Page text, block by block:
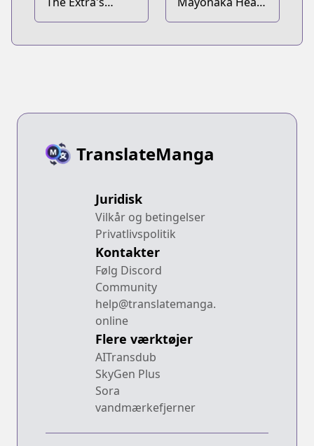
Academy
Tune
TranslateManga
Juridisk
Vilkår og betingelser
Privatlivspolitik
Kontakter
Følg Discord
Community
help@translatemanga.
online
Flere værktøjer
AITransdub
SkyGen Plus
Sora
vandmærkefjerner